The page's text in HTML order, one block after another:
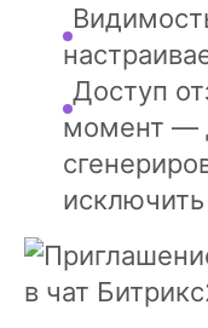
Доступ
момент —
исключить